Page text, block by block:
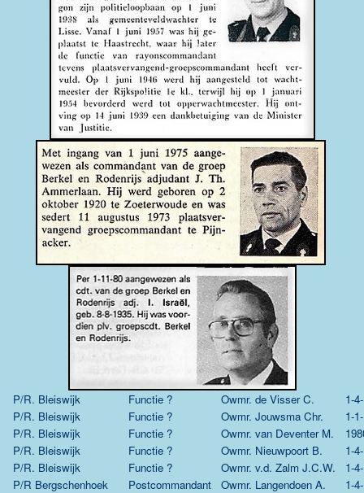
P/R. Bleiswijk Functie ? Owmr. de Visser C.
1-
P/R. Bleiswijk
Functie ? Owmr. Jouwsma Chr.
1-
P/R. Bleiswijk
Functie ? Owmr. van Deventer M.
P/R. Bleiswijk
Functie ? Owmr. Nieuwpoort B.
1-
P/R. Bleiswijk
Functie ? Owmr. v.d. Zalm J.C.W.
1-
P/R Bergschenhoek
Postcommandant Owmr. Langendoen A.
1-